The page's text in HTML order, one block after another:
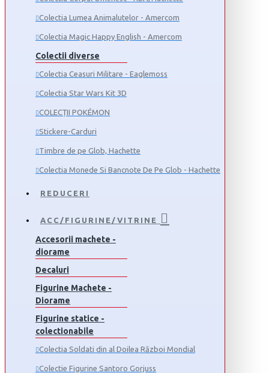
Colectia Lumea Animalutelor - Amercom
Colectia Magic Happy English - Amercom
Colectii diverse
Colectia Ceasuri Militare - Eaglemoss
Colectia Star Wars Kit 3D
COLECȚII POKÉMON
Stickere-Carduri
Timbre de pe Glob, Hachette
Colectia Monede Si Bancnote De Pe Glob - Hachette
REDUCERI
ACC/FIGURINE/VITRINE
Accesorii machete -
diorame
Decaluri
Figurine Machete -
Diorame
Figurine statice -
colectionabile
Colectia Soldati din al Doilea Război Mondial
Colectie Figurine Santoro Gorjuss